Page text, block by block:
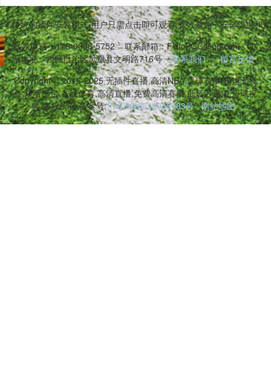
统的插件安装模式,用户只需点击即可观看,有效避免了安全隐
联系电话：176-0838-5752
联系邮箱：FUfcPGC@qq.com
联
系地址：西藏自治区凤凰县文明路716号
联系我们
留言反馈
Copyright © 2016-2025 无插件直播,高清NBA,足球赛事,极速无插
件,观看平台,在线体育,高清直播,免费高清赛事,低延迟直播,篮球视
频 版权所有 备案号:川ICP备2020036383号 网站地图